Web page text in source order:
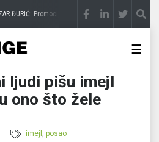
ĐURIĆ: Promocija potencijal pretvara u destinaciju
☰
ljudi pišu imejl
ono što žele
imejl,posao